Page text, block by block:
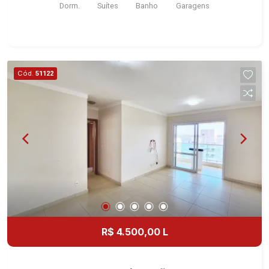
para você: - 411m² de área terreno e 215m² de
planejadas - Quintal - Churrasqueira - Corredor
lateral - Jardim - 4 vagas Martinelli Imobiliária -
excelência absoluta no mercado imobiliário de
Ribeirão Preto. Referência em imóveis de alto
padrão, somos especialistas na venda e locação
de casas térreas, sobrados e terrenos nos mais
desejados condomínios da Zona Sul, conhecidos
por sua segurança, infraestrutura completa e
qualidade de vida incomparável. Atuamos nos
empreendimentos de maior prestígio da região,
incluindo: Reserva Santa Luisa, Buganville, Jardim
Olhos D`Água, Borda do Parque, Borda da Mata,
Bela Vista, Terras Alpha, Alphaville I, II e III,
Dorm. Suítes Banho Garagens
Cód. 51122
R$ 4.500,00 L